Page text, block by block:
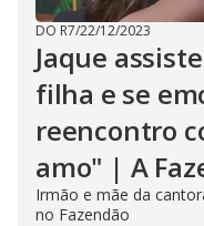
DO R7/22/12/2023
Jaque
filha e se
reencontro
amo" | A
Irmão e mãe da
no Fazendão